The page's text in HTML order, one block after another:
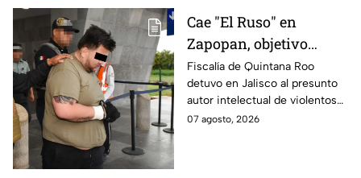
Cae "El Ruso" en
Zapopan, objetivo
prioritario en Playa del
Carmen
Fiscalía de Quintana Roo
detuvo en Jalisco al presunto
autor intelectual de violentos
ataques en fraccionamientos
07 agosto, 2026